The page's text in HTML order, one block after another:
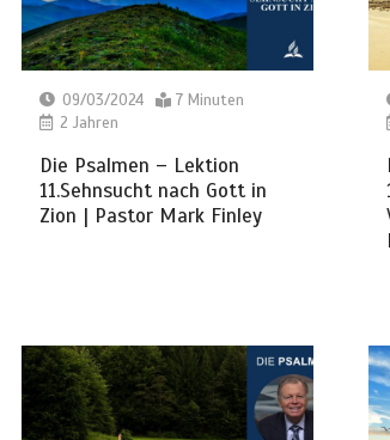
09/03/2024
7 Minuten
2 Jahren
Die Psalmen – Lektion
11.Sehnsucht nach Gott in
Zion | Pastor Mark Finley